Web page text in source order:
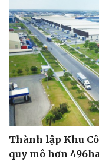
Văn hóa
Sân khấu - Điện ảnh
Văn học
Âm nhạc
Di sản
Thành lập Khu
quy mô hơn